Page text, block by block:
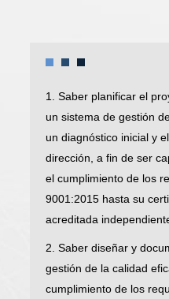
1. Saber planificar el
un sistema de gestión
un diagnóstico inicial y
dirección, a fin de ser
el cumplimiento de los
9001:2015 hasta su
acreditada
2. Saber diseñar y
gestión de la calidad
cumplimiento de los